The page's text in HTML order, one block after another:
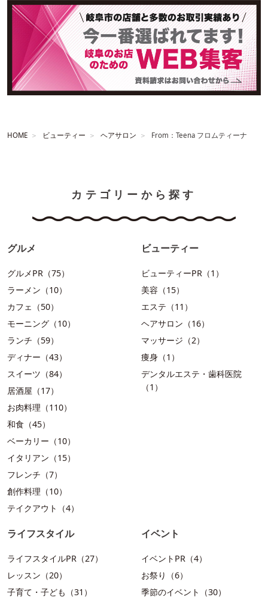
HOME ビューティー ヘアサロン From：Teena フロムティーナ
カテゴリーから探す
グルメ
グルメPR（75）
ラーメン（10）
カフェ（50）
モーニング（10）
ランチ（59）
ディナー（43）
スイーツ（84）
居酒屋（17）
お肉料理（110）
和食（45）
ベーカリー（10）
イタリアン（15）
フレンチ（7）
創作料理（10）
テイクアウト（4）
ビューティー
ビューティーPR（1）
美容（15）
エステ（11）
ヘアサロン（16）
マッサージ（2）
痩身（1）
デンタルエステ・歯科医院
（1）
ライフスタイル
ライフスタイルPR（27）
レッスン（20）
子育て・子ども（31）
イベント
イベントPR（4）
お祭り（6）
季節のイベント（30）